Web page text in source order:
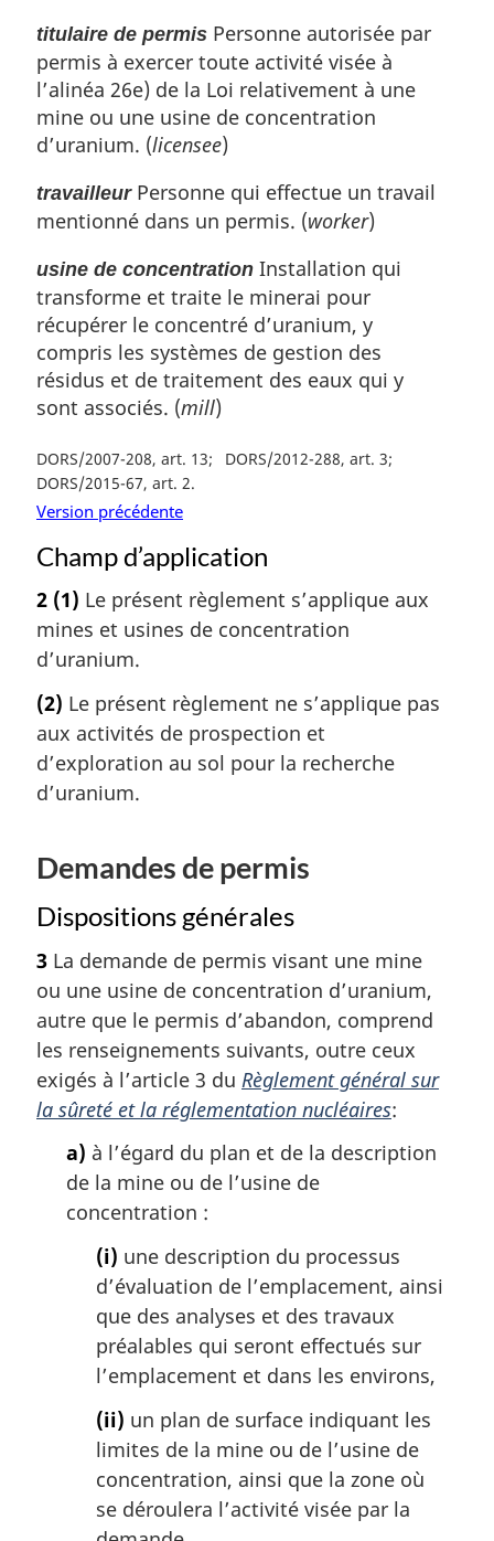
titulaire de permis Personne autorisée par
permis à exercer toute activité visée à
l’alinéa 26e) de la Loi relativement à une
mine ou une usine de concentration
d’uranium. (licensee)
travailleurPersonne qui effectue un travail
mentionné dans un permis. (worker)
usine de concentration Installation qui
transforme et traite le minerai pour
récupérer le concentré d’uranium, y
compris les systèmes de gestion des
résidus et de traitement des eaux qui y
sont associés. (mill)
DORS/2007-208, art. 13
DORS/2012-288, art. 3
DORS/2015-67, art. 2
Version précédente
Champ d’application
2 (1) Le présent règlement s’applique aux
mines et usines de concentration
d’uranium.
(2) Le présent règlement ne s’applique pas
aux activités de prospection et
d’exploration au sol pour la recherche
d’uranium.
Demandes de permis
Dispositions générales
3 La demande de permis visant une mine
ou une usine de concentration d’uranium,
autre que le permis d’abandon, comprend
les renseignements suivants, outre ceux
exigés à l’article 3 du Règlement général sur
la sûreté et la réglementation nucléaires:
a) à l’égard du plan et de la description
de la mine ou de l’usine de
concentration :
(i) une description du processus
d’évaluation de l’emplacement, ainsi
que des analyses et des travaux
préalables qui seront effectués sur
l’emplacement et dans les environs,
(ii) un plan de surface indiquant les
limites de la mine ou de l’usine de
concentration, ainsi que la zone où
se déroulera l’activité visée par la